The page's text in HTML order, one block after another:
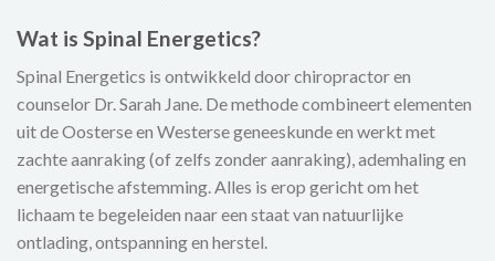
Wat is Spinal Energetics?
Spinal Energetics is ontwikkeld door chiropractor en
counselor Dr. Sarah Jane. De methode combineert elementen
uit de Oosterse en Westerse geneeskunde en werkt met
zachte aanraking (of zelfs zonder aanraking), ademhaling en
energetische afstemming. Alles is erop gericht om het
lichaam te begeleiden naar een staat van natuurlijke
ontlading, ontspanning en herstel.